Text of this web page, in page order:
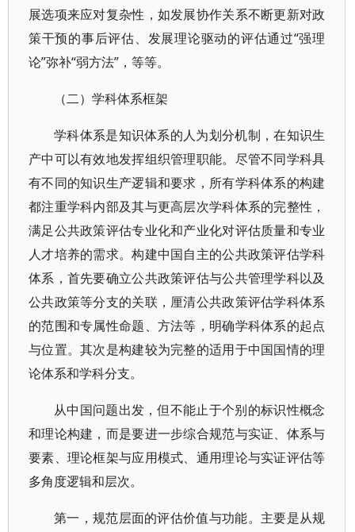
展选项来应对复杂性，如发展协作关系不断更新对政
策干预的事后评估、发展理论驱动的评估通过“强理
论”弥补“弱方法”，等等。
（二）学科体系框架
学科体系是知识体系的人为划分机制，在知识生
产中可以有效地发挥组织管理职能。尽管不同学科具
有不同的知识生产逻辑和要求，所有学科体系的构建
都注重学科内部及其与更高层次学科体系的完整性，
满足公共政策评估专业化和产业化对评估质量和专业
人才培养的需求。构建中国自主的公共政策评估学科
体系，首先要确立公共政策评估与公共管理学科以及
公共政策等分支的关联，厘清公共政策评估学科体系
的范围和专属性命题、方法等，明确学科体系的起点
与位置。其次是构建较为完整的适用于中国国情的理
论体系和学科分支。
从中国问题出发，但不能止于个别的标识性概念
和理论构建，而是要进一步综合规范与实证、体系与
要素、理论框架与应用模式、通用理论与实证评估等
多角度逻辑和层次。
第一，规范层面的评估价值与功能。主要是从规